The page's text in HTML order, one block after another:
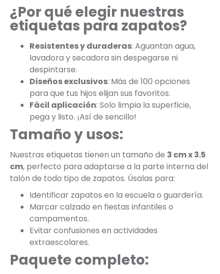
¿Por qué elegir nuestras
etiquetas para zapatos?
Resistentes y duraderas: Aguantan agua,
lavadora y secadora sin despegarse ni
despintarse.
Diseños exclusivos: Más de 100 opciones
para que tus hijos elijan sus favoritos.
Fácil aplicación: Solo limpia la superficie,
pega y listo. ¡Así de sencillo!
Tamaño y usos:
Nuestras etiquetas tienen un tamaño de 3 cm x 3.5
cm, perfecto para adaptarse a la parte interna del
talón de todo tipo de zapatos. Úsalas para:
Identificar zapatos en la escuela o guardería.
Marcar calzado en fiestas infantiles o
campamentos.
Evitar confusiones en actividades
extraescolares.
Paquete completo: